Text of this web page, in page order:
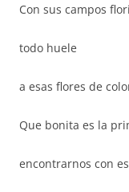
Con sus campos
todo huele
a esas flores de
Que bonita es la
encontrarnos con